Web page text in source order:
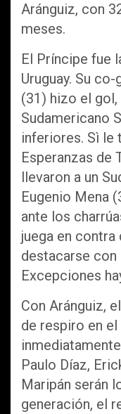
Aránguiz, con
meses.
El Príncipe fue
Uruguay. Su
(31) hizo el gol,
Sudamericano
inferiores. Sì le
Esperanzas de
llevaron a un
Eugenio Mena
ante los
juega en
destacarse con
Excepciones
Con Aránguiz,
de respiro en
Paulo Díaz,
Maripán serán
generación, el